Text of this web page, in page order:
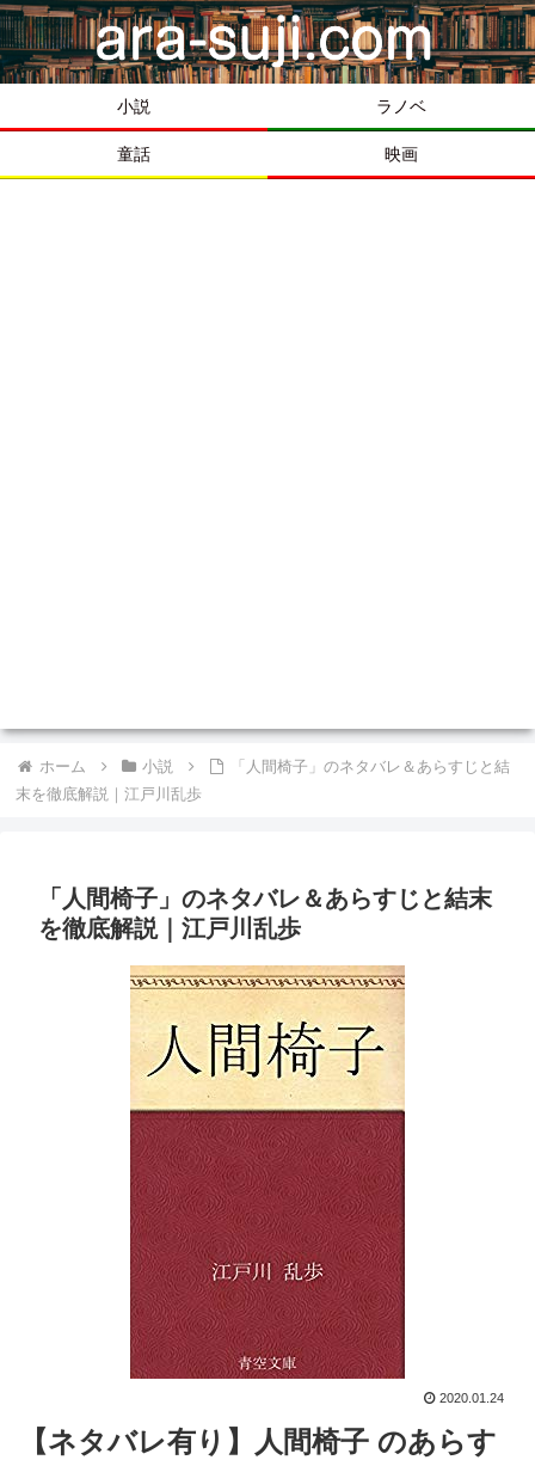
小説 ラノベ
童話 映画
ホーム 小説
「人間椅子」のネタバレ＆あらすじと結
末を徹底解説｜江戸川乱歩
「人間椅子」のネタバレ＆あらすじと結末
を徹底解説｜江戸川乱歩
2020.01.24
【ネタバレ有り】人間椅子 のあらす